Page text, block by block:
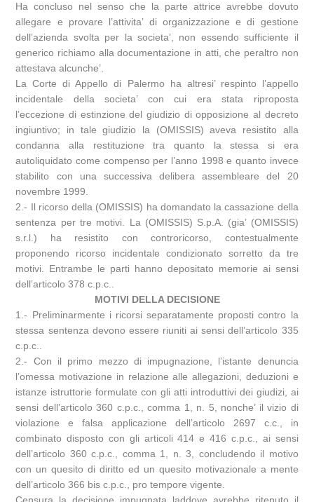
Ha concluso nel senso che la parte attrice avrebbe dovuto
allegare e provare l’attivita’ di organizzazione e di gestione
dell’azienda svolta per la societa’, non essendo sufficiente il
generico richiamo alla documentazione in atti, che peraltro non
attestava alcunche’.
La Corte di Appello di Palermo ha altresi’ respinto l’appello
incidentale della societa’ con cui era stata riproposta
l’eccezione di estinzione del giudizio di opposizione al decreto
ingiuntivo; in tale giudizio la (OMISSIS) aveva resistito alla
condanna alla restituzione tra quanto la stessa si era
autoliquidato come compenso per l’anno 1998 e quanto invece
stabilito con una successiva delibera assembleare del 20
novembre 1999.
2.- Il ricorso della (OMISSIS) ha domandato la cassazione della
sentenza per tre motivi. La (OMISSIS) S.p.A. (gia’ (OMISSIS)
s.r.l.) ha resistito con controricorso, contestualmente
proponendo ricorso incidentale condizionato sorretto da tre
motivi. Entrambe le parti hanno depositato memorie ai sensi
dell’articolo 378 c.p.c..
MOTIVI DELLA DECISIONE
1.- Preliminarmente i ricorsi separatamente proposti contro la
stessa sentenza devono essere riuniti ai sensi dell’articolo 335
c.p.c..
2.- Con il primo mezzo di impugnazione, l’istante denuncia
l’omessa motivazione in relazione alle allegazioni, deduzioni e
istanze istruttorie formulate con gli atti introduttivi dei giudizi, ai
sensi dell’articolo 360 c.p.c., comma 1, n. 5, nonche’ il vizio di
violazione e falsa applicazione dell’articolo 2697 c.c., in
combinato disposto con gli articoli 414 e 416 c.p.c., ai sensi
dell’articolo 360 c.p.c., comma 1, n. 3, concludendo il motivo
con un quesito di diritto ed un quesito motivazionale a mente
dell’articolo 366 bis c.p.c., pro tempore vigente.